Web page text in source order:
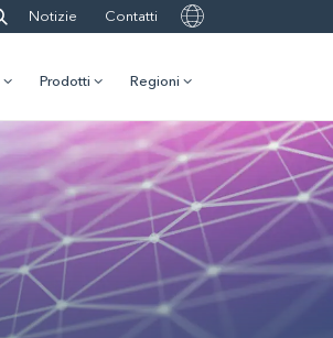
Notizie Contatti
Prodotti Regioni